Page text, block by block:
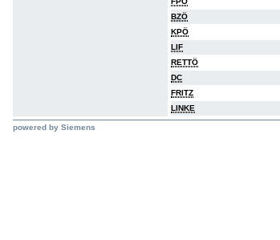
BZÖ
KPÖ
LIF
RETTÖ
DC
FRITZ
LINKE
powered by Siemens